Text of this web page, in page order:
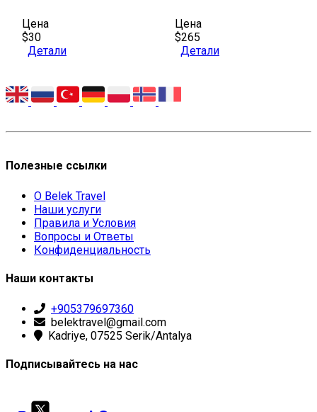
Цена
$30
Детали
Цена
$265
Детали
Полезные ссылки
О Belek Travel
Наши услуги
Правила и Условия
Вопросы и Ответы
Конфиденциальность
Наши контакты
+905379697360
belektravel@gmail.com
Kadriye, 07525 Serik/Antalya
Подписывайтесь на нас